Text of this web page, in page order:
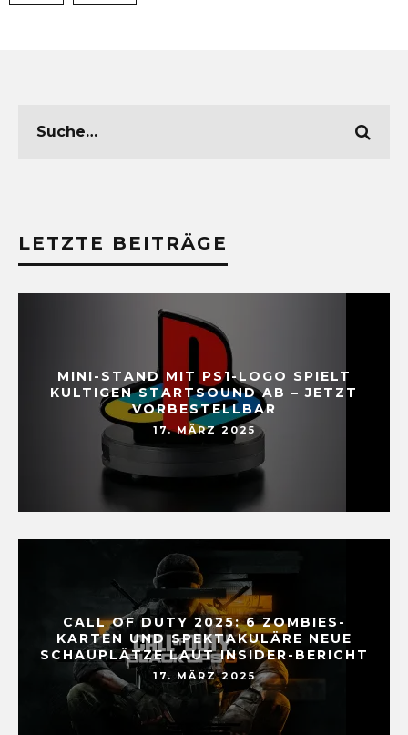
LETZTE BEITRÄGE
MINI-STAND MIT PS1-LOGO SPIELT
KULTIGEN STARTSOUND AB – JETZT
VORBESTELLBAR
17. MÄRZ 2025
CALL OF DUTY 2025: 6 ZOMBIES-
KARTEN UND SPEKTAKULÄRE NEUE
SCHAUPLÄTZE LAUT INSIDER-BERICHT
17. MÄRZ 2025